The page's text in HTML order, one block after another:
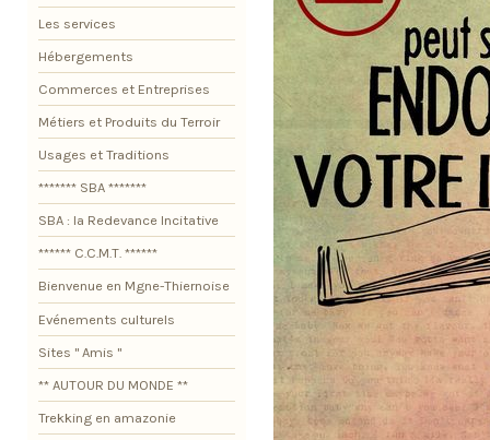
Les services
Hébergements
Commerces et Entreprises
Métiers et Produits du Terroir
Usages et Traditions
******* SBA *******
SBA : la Redevance Incitative
****** C.C.M.T. ******
Bienvenue en Mgne-Thiernoise
Evénements culturels
Sites " Amis "
** AUTOUR DU MONDE **
Trekking en amazonie